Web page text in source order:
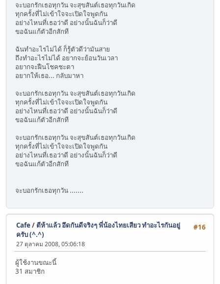
จะบอกรักเธอทุกวัน จะสุขสันต์เธอทุกวันเกิด
ทุกครั้งที่ไม่เข้าใจจะเปิดใจพูดกัน
อย่างไหนที่เธอว่าดี อย่างนั้นฉันก็ว่าดี
ขอฉันแก้ตัวอีกสักที
ฉันทำอะไรไม่ได้ ก็รู้ตัวดีว่ามันสาย
ถึงทำอะไรไม่ได้ อยากจะย้อนวันเวลา
อยากจะฝืนโชคชะตา
อยากให้เธอ... กลับมาหา
จะบอกรักเธอทุกวัน จะสุขสันต์เธอทุกวันเกิด
ทุกครั้งที่ไม่เข้าใจจะเปิดใจพูดกัน
อย่างไหนที่เธอว่าดี อย่างนั้นฉันก็ว่าดี
ขอฉันแก้ตัวอีกสักที
จะบอกรักเธอทุกวัน จะสุขสันต์เธอทุกวันเกิด
ทุกครั้งที่ไม่เข้าใจจะเปิดใจพูดกัน
อย่างไหนที่เธอว่าดี อย่างนั้นฉันก็ว่าดี
ขอฉันแก้ตัวอีกสักที
จะบอกรักเธอทุกวัน .......
#16
Cafe/ ตีห้าแล้ว อึดกันดีจริงๆ พี่น้องไทยเสียว ทำอะไรกันอยู่
ครับ (^.^)
27 ตุลาคม 2008, 05:06:18
ผู้ใช้งานขณะนี้
31 สมาชิก